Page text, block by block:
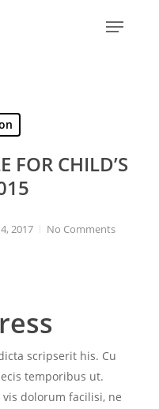
Menu
FOR CHILD’S
2017 No Comments
scripserit his. Cu
temporibus ut.
dolorum facilisi, ne